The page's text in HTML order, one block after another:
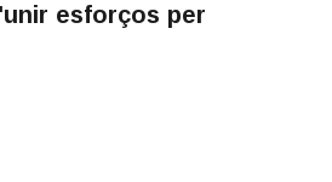
esforços per